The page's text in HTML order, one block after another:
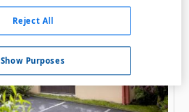
Show Purposes
Reject All